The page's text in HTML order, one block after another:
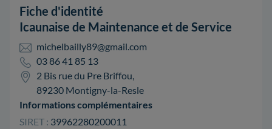
Fiche d'identité
Icaunaise de Maintenance et de Service
michelbailly89@gmail.com
03 86 41 85 13
2 Bis rue du Pre Briffou,
89230 Montigny-la-Resle
Informations complémentaires
SIRET : 39962280200011